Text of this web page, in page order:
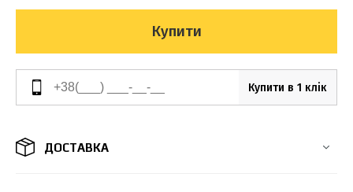
Купити
Купити в 1 клік
ДОСТАВКА